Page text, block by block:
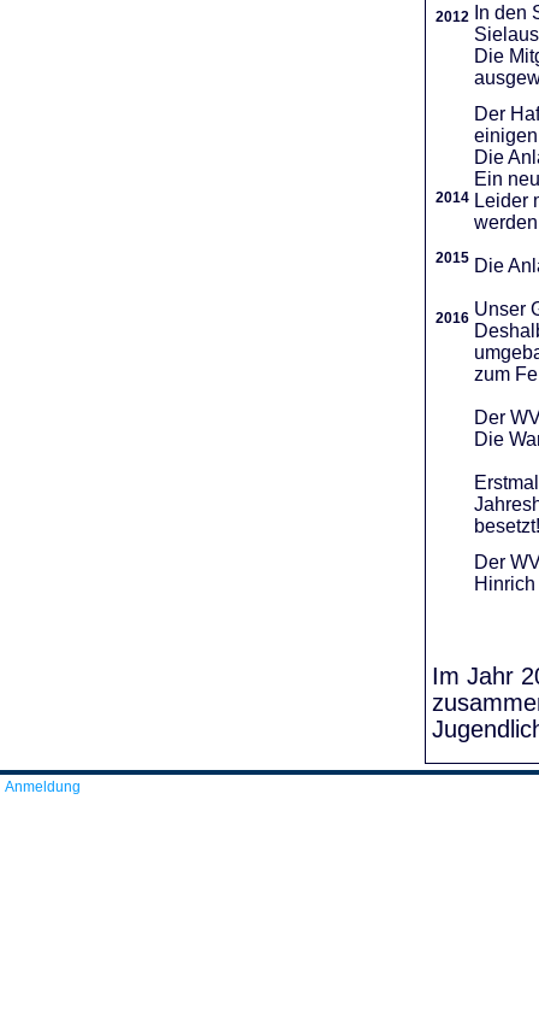
2012
2014
2015
2016
In den
Die
Der
Die
Ein
Leider
Die
Unser
zum
Der
Die
besetzt!
Der
Im Jahr
Anmeldung